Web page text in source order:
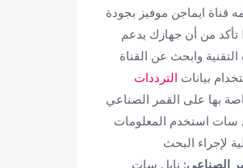
قناة ايماجن موفيز بجودة
HD تأكد من أن جهازك يدعم
وابحث عن القناة
بيانات الترددات
بها على القمر الصناعي
سات استخدم المعلومات
لإجراء البحث
الصناعي: نايل سات